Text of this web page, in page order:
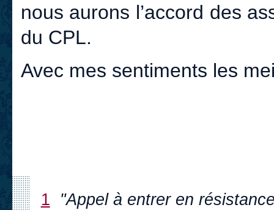
nous aurons l’accord des
du CPL.
Avec mes sentiments les
1 "Appel à entrer en